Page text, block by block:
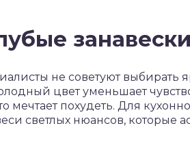
не советуют выбирать
цвет уменьшает
мечтает похудеть. Для
светлых нюансов, которые